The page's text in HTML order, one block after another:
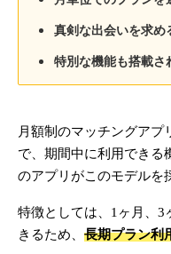
真剣な出会いを求め
特別な機能も搭載さ
月額制のマッチングアプ
で、期間中に利用できる
のアプリがこのモデルを
特徴としては、1ヶ月、3
きるため、 長期プラン利